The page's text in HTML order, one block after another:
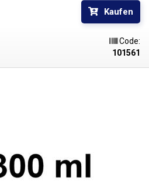
für automatische Druckspender
einmal in die Kartusche eingesetzt, ist
Kaufen
Code:
101561